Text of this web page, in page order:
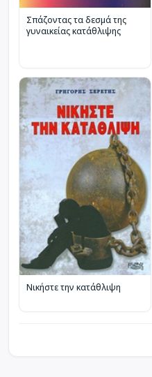
Σπάζοντας τα δεσμά της
γυναικείας κατάθλιψης
Νικήστε την κατάθλιψη